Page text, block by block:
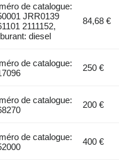
de catalogue:
JRR0139
2111152,
diesel
84,68 €
de catalogue:
250 €
de catalogue:
200 €
de catalogue:
400 €